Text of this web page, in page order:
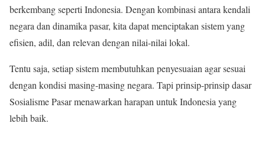
berkembang seperti Indonesia. Dengan kombinasi antara kendali
negara dan dinamika pasar, kita dapat menciptakan sistem yang
efisien, adil, dan relevan dengan nilai-nilai lokal.
Tentu saja, setiap sistem membutuhkan penyesuaian agar sesuai
dengan kondisi masing-masing negara. Tapi prinsip-prinsip dasar
Sosialisme Pasar menawarkan harapan untuk Indonesia yang
lebih baik.